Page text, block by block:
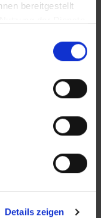
bereitgestellt
Details zeigen